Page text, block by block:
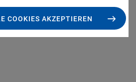
COOKIES AKZEPTIEREN